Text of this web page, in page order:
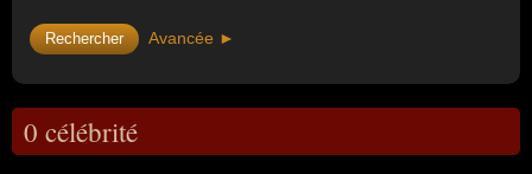
Avancée ►
0 célébrité